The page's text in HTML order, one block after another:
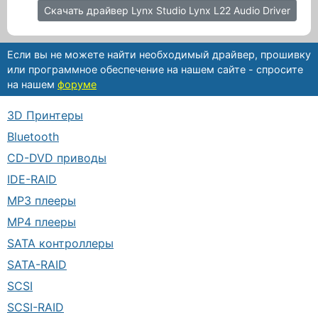
Скачать драйвер Lynx Studio Lynx L22 Audio Driver
Если вы не можете найти необходимый драйвер, прошивку
или программное обеспечение на нашем сайте - спросите
на нашем форуме
3D Принтеры
Bluetooth
CD-DVD приводы
IDE-RAID
MP3 плееры
MP4 плееры
SATA контроллеры
SATA-RAID
SCSI
SCSI-RAID